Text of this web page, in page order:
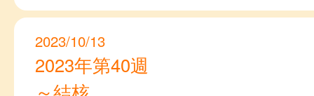
2023/10/13
2023年第40週
～結核、